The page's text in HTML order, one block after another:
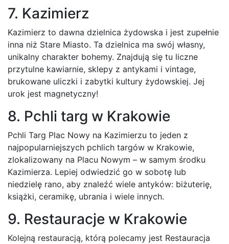
7. Kazimierz
Kazimierz to dawna dzielnica żydowska i jest zupełnie
inna niż Stare Miasto. Ta dzielnica ma swój własny,
unikalny charakter bohemy. Znajdują się tu liczne
przytulne kawiarnie, sklepy z antykami i vintage,
brukowane uliczki i zabytki kultury żydowskiej. Jej
urok jest magnetyczny!
8. Pchli targ w Krakowie
Pchli Targ Plac Nowy na Kazimierzu to jeden z
najpopularniejszych pchlich targów w Krakowie,
zlokalizowany na Placu Nowym – w samym środku
Kazimierza. Lepiej odwiedzić go w sobotę lub
niedzielę rano, aby znaleźć wiele antyków: biżuterię,
książki, ceramikę, ubrania i wiele innych.
9. Restauracje w Krakowie
Kolejną restauracją, którą polecamy jest Restauracja